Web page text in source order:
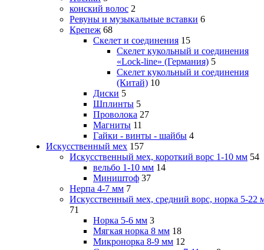
конский волос 2
Ревуны и музыкальные вставки 6
Крепеж 68
Скелет и соединения 15
Скелет кукольный и соединения
«Lock-line» (Германия) 5
Скелет кукольный и соединения
(Китай) 10
Диски 5
Шплинты 5
Проволока 27
Магниты 11
Гайки - винты - шайбы 4
Искусственный мех 157
Искусственный мех, короткий ворс 1-10 мм 54
вельбо 1-10 мм 14
Миништоф 37
Нерпа 4-7 мм 7
Искусственный мех, средний ворс, норка 5-22
71
Норка 5-6 мм 3
Мягкая норка 8 мм 18
Микронорка 8-9 мм 12